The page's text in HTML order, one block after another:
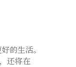
的生活。
还将在